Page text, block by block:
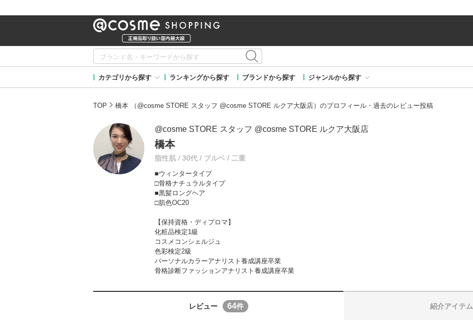
カテゴリから探す ランキングから探す ブランドから探す ジャンルから探す
TOP 橋本 （@cosme STORE スタッフ @cosme STORE ルクア大阪店）のプロフィール・過去のレビュー投稿
@cosme STORE スタッフ @cosme STORE ルクア大阪店
橋本
脂性肌 / 30代 / ブルベ / 二重
■ウィンタータイプ
□骨格ナチュラルタイプ
■黒髪ロングヘア
□肌色OC20
【保持資格・ディプロマ】
化粧品検定1級
コスメコンシェルジュ
色彩検定2級
パーソナルカラーアナリスト養成講座卒業
骨格診断ファッションアナリスト養成講座卒業
レビュー 64件 紹介アイテム